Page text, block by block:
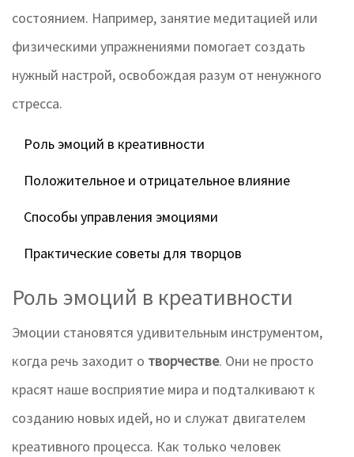
состоянием. Например, занятие медитацией или
физическими упражнениями помогает создать
нужный настрой, освобождая разум от ненужного
стресса.
Роль эмоций в креативности
Положительное и отрицательное влияние
Способы управления эмоциями
Практические советы для творцов
Роль эмоций в креативности
Эмоции становятся удивительным инструментом,
когда речь заходит о творчестве. Они не просто
красят наше восприятие мира и подталкивают к
созданию новых идей, но и служат двигателем
креативного процесса. Как только человек